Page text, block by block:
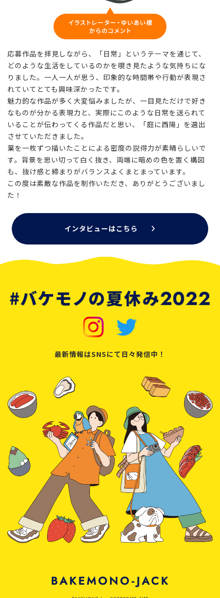
応募作品を拝見しながら、「日常」というテーマを通じて、
どのような生活をしているのかを覗き見たような気持ちにな
りました。一人一人が思う、印象的な時間帯や行動が表現さ
れていてとても興味深かったです。
魅力的な作品が多く大変悩みましたが、一目見ただけで好き
なものが分かる表現力と、実際にこのような日常を送られて
いることが伝わってくる作品だと思い、「庭に西陽」を選出
させていただきました。
葉を一枚ずつ描いたことによる密度の説得力が素晴らしいで
す。背景を思い切って白く抜き、両端に暗めの色を置く構図
も、抜け感と締まりがバランスよくまとまっています。
この度は素敵な作品を制作いただき、ありがとうございまし
た！
インタビューはこちら
最新情報はSNSにて日々発信中！